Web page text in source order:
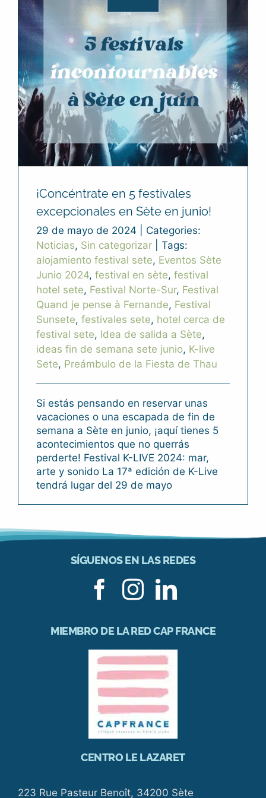
¡Concéntrate en 5 festivales
excepcionales en Sète en junio!
29 de mayo de 2024
Categories:
Noticias, Sin categorizar
Tags:
alojamiento festival sete, Eventos Sète
Junio 2024, festival en sète, festival
hotel sete, Festival Norte-Sur, Festival
Quand je pense à Fernande, Festival
Sunsete, festivales sete, hotel cerca de
festival sete, Idea de salida a Sète,
ideas fin de semana sete junio, K-live
Sete, Preámbulo de la Fiesta de Thau
Si estás pensando en reservar unas
vacaciones o una escapada de fin de
semana a Sète en junio, ¡aquí tienes 5
acontecimientos que no querrás
perderte! Festival K-LIVE 2024: mar,
arte y sonido La 17ª edición de K-Live
tendrá lugar del 29 de mayo
SÍGUENOS EN LAS REDES
MIEMBRO DE LA RED CAP FRANCE
CENTRO LE LAZARET
223 Rue Pasteur Benoît, 34200 Sète